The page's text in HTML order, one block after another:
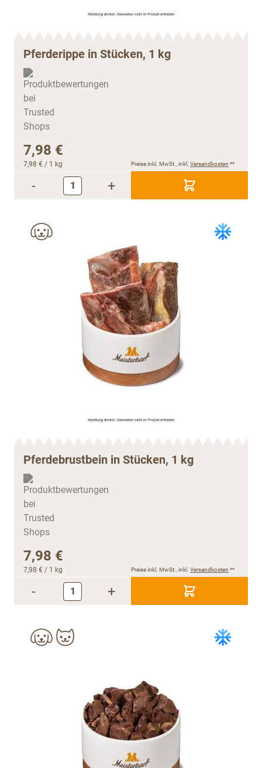
Pferderippe in Stücken, 1 kg
7,98 €
7,98 € / 1 kg Preise inkl. MwSt., inkl. Versandkosten **
- +
Pferdebrustbein in Stücken, 1 kg
7,98 €
7,98 € / 1 kg Preise inkl. MwSt., inkl. Versandkosten **
- +